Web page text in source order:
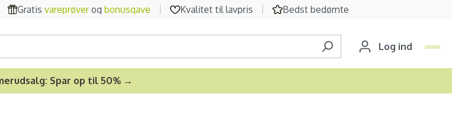
Gratisvareprøverogbonusgave Kvalitet til lavpris Bedst bedømte
Log ind
Spar op til 50% →